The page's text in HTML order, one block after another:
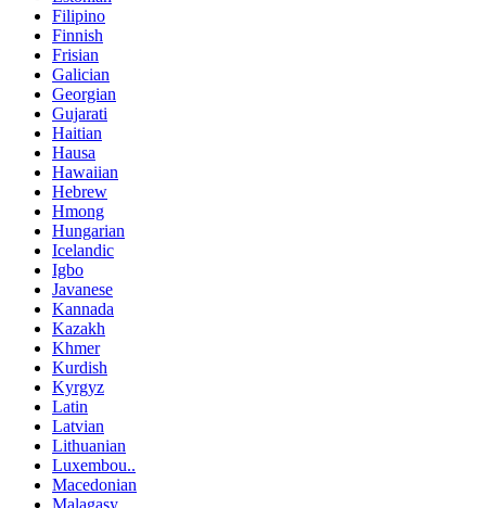
Filipino
Finnish
Frisian
Galician
Georgian
Gujarati
Haitian
Hausa
Hawaiian
Hebrew
Hmong
Hungarian
Icelandic
Igbo
Javanese
Kannada
Kazakh
Khmer
Kurdish
Kyrgyz
Latin
Latvian
Lithuanian
Luxembou..
Macedonian
Malagasy